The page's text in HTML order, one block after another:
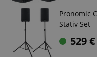
Pronomic
Stativ Set
529€